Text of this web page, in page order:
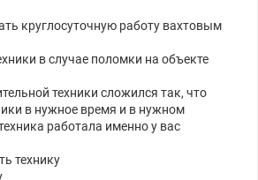
круглосуточную работу вахтовым
в случае поломки на объекте
техники сложился так, что
в нужное время и в нужном
работала именно у вас
технику